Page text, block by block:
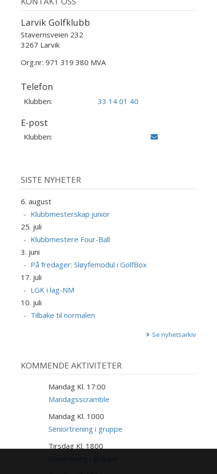
Larvik Golfklubb
Stavernsveien 232
3267 Larvik
Org.nr: 971 319 380 MVA
Telefon
Klubben: 33 14 01 40
E-post
Klubben:
SISTE NYHETER
6. august
Klubbmesterskap junior
25. juli
Klubbmestere Four-Ball
3. juni
På fredager: Sløyfemodul i GolfBox
17. juli
LGK i lag-NM
10. juli
Tilbake til normalen
Se nyhetsarkiv
KOMMENDE AKTIVITETER
Mandag Kl. 17:00
Mandagsscramble
Mandag Kl. 1000
Seniortrening i gruppe
18
Tirsdag Kl. 1800